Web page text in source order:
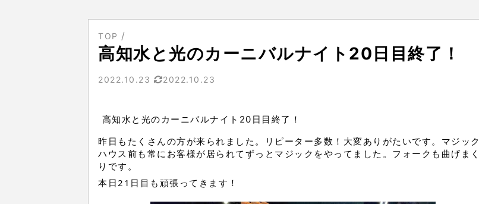
TOP
高知水と光のカーニバルナイト20日目終了！
2022.10.23 2022.10.23
高知水と光のカーニバルナイト20日目終了！
昨日もたくさんの方が来られました。リピーター多数！大変ありがたいです。マジック
ハウス前も常にお客様が居られてずっとマジックをやってました。フォークも曲げまく
りです。
本日21日目も頑張ってきます！